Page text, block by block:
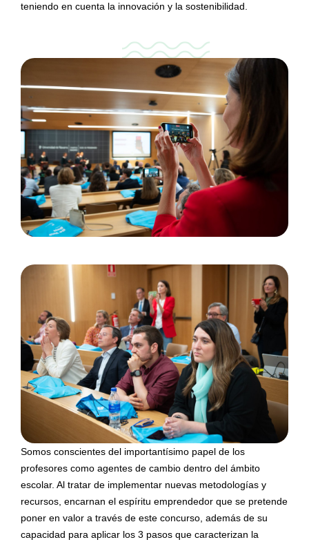
teniendo en cuenta la innovación y la sostenibilidad.
Somos conscientes del importantísimo papel de los
profesores como agentes de cambio dentro del ámbito
escolar. Al tratar de implementar nuevas metodologías y
recursos, encarnan el espíritu emprendedor que se pretende
poner en valor a través de este concurso, además de su
capacidad para aplicar los 3 pasos que caracterizan la